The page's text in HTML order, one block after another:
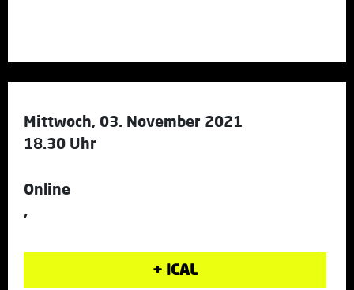
Mittwoch, 03. November 2021
18.30 Uhr
Online
,
+ ICAL